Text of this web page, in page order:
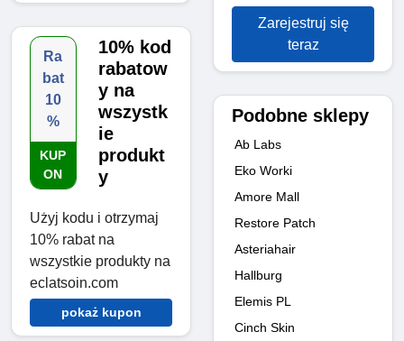
Ra
bat
10
%
KUP
ON
10% kod
rabatow
y na
wszystk
ie
produkt
y
Użyj kodu i otrzymaj
10% rabat na
wszystkie produkty na
eclatsoin.com
pokaż kupon
Zarejestruj się
teraz
Podobne sklepy
Ab Labs
Eko Worki
Amore Mall
Restore Patch
Asteriahair
Hallburg
Elemis PL
Cinch Skin